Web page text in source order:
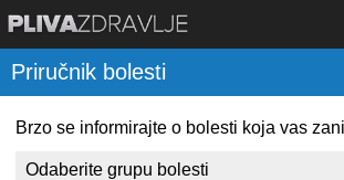
Priručnik bolesti
Brzo se informirajte o bolesti koja vas